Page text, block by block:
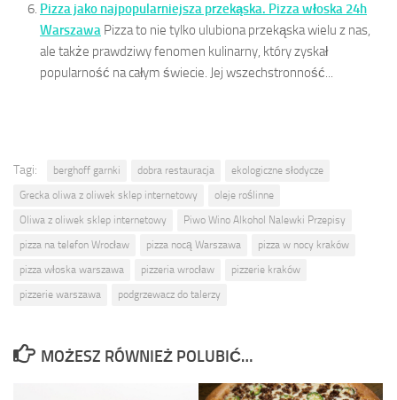
Pizza jako najpopularniejsza przekąska. Pizza włoska 24h
Warszawa Pizza to nie tylko ulubiona przekąska wielu z nas,
ale także prawdziwy fenomen kulinarny, który zyskał
popularność na całym świecie. Jej wszechstronność...
Tagi: berghoff garnki dobra restauracja
ekologiczne słodycze
Grecka oliwa z oliwek sklep internetowy
oleje roślinne
Oliwa z oliwek sklep internetowy
Piwo Wino Alkohol Nalewki Przepisy
pizza na telefon Wrocław
pizza nocą Warszawa
pizza w nocy kraków
pizza włoska warszawa
pizzeria wrocław
pizzerie kraków
pizzerie warszawa
podgrzewacz do talerzy
MOŻESZ RÓWNIEŻ POLUBIĆ…